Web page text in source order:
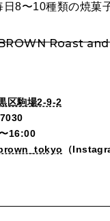
8〜10種類の焼菓
Roast
区駒場2-9-2
16:00
（